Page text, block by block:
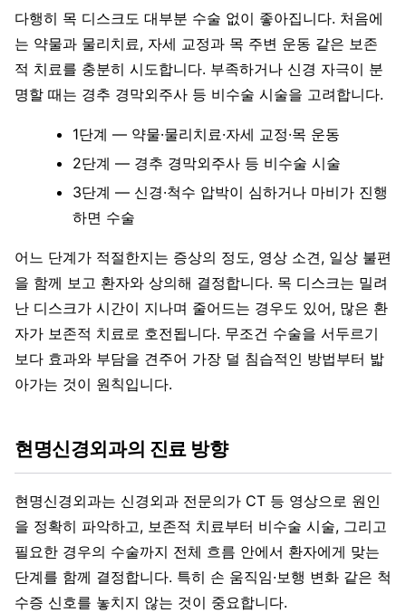
다행히 목 디스크도 대부분 수술 없이 좋아집니다. 처음에
는 약물과 물리치료, 자세 교정과 목 주변 운동 같은 보존
적 치료를 충분히 시도합니다. 부족하거나 신경 자극이 분
명할 때는 경추 경막외주사 등 비수술 시술을 고려합니다.
1단계 — 약물·물리치료·자세 교정·목 운동
2단계 — 경추 경막외주사 등 비수술 시술
3단계 — 신경·척수 압박이 심하거나 마비가 진행
하면 수술
어느 단계가 적절한지는 증상의 정도, 영상 소견, 일상 불편
을 함께 보고 환자와 상의해 결정합니다. 목 디스크는 밀려
난 디스크가 시간이 지나며 줄어드는 경우도 있어, 많은 환
자가 보존적 치료로 호전됩니다. 무조건 수술을 서두르기
보다 효과와 부담을 견주어 가장 덜 침습적인 방법부터 밟
아가는 것이 원칙입니다.
현명신경외과의 진료 방향
현명신경외과는 신경외과 전문의가 CT 등 영상으로 원인
을 정확히 파악하고, 보존적 치료부터 비수술 시술, 그리고
필요한 경우의 수술까지 전체 흐름 안에서 환자에게 맞는
단계를 함께 결정합니다. 특히 손 움직임·보행 변화 같은 척
수증 신호를 놓치지 않는 것이 중요합니다.